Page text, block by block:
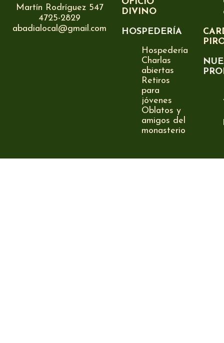
Martín Rodríguez 547
4725-2829
abadialocal@gmail.com
DIVINO
HOSPEDERÍA
Hospedería
Charlas
abiertas
Retiros
para
jóvenes
Oblatos y
amigos del
monasterio